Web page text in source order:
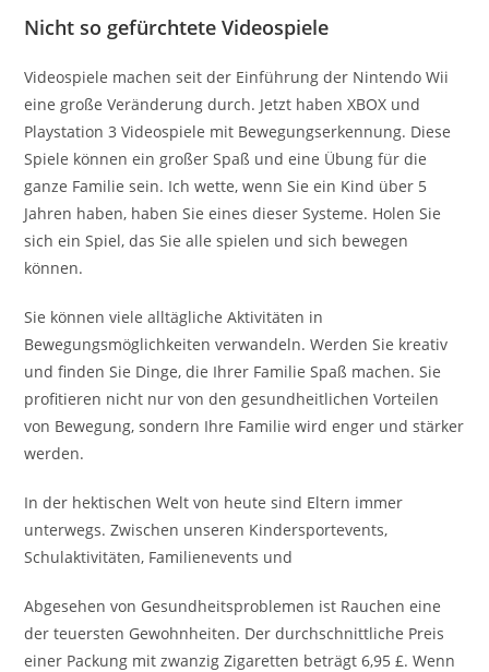
Nicht so gefürchtete Videospiele
Videospiele machen seit der Einführung der Nintendo Wii
eine große Veränderung durch. Jetzt haben XBOX und
Playstation 3 Videospiele mit Bewegungserkennung. Diese
Spiele können ein großer Spaß und eine Übung für die
ganze Familie sein. Ich wette, wenn Sie ein Kind über 5
Jahren haben, haben Sie eines dieser Systeme. Holen Sie
sich ein Spiel, das Sie alle spielen und sich bewegen
können.
Sie können viele alltägliche Aktivitäten in
Bewegungsmöglichkeiten verwandeln. Werden Sie kreativ
und finden Sie Dinge, die Ihrer Familie Spaß machen. Sie
profitieren nicht nur von den gesundheitlichen Vorteilen
von Bewegung, sondern Ihre Familie wird enger und stärker
werden.
In der hektischen Welt von heute sind Eltern immer
unterwegs. Zwischen unseren Kindersportevents,
Schulaktivitäten, Familienevents und
Abgesehen von Gesundheitsproblemen ist Rauchen eine
der teuersten Gewohnheiten. Der durchschnittliche Preis
einer Packung mit zwanzig Zigaretten beträgt 6,95 £. Wenn